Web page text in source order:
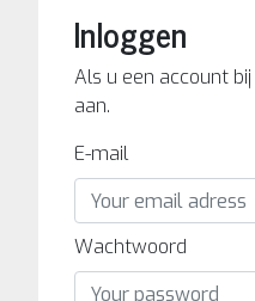
Inloggen
Als u een account
aan.
E-mail
Wachtwoord